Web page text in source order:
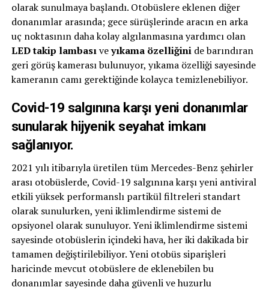
olarak sunulmaya başlandı. Otobüslere eklenen diğer
donanımlar arasında; gece sürüşlerinde aracın en arka
uç noktasının daha kolay algılanmasına yardımcı olan
LED takip lambasıveyıkama özelliğinide barındıran
geri görüş kamerası bulunuyor, yıkama özelliği sayesinde
kameranın camı gerektiğinde kolayca temizlenebiliyor.
Covid-19 salgınına karşı yeni donanımlar
sunularak hijyenik seyahat imkanı
sağlanıyor.
2021 yılı itibarıyla üretilen tüm Mercedes-Benz şehirler
arası otobüslerde, Covid-19 salgınına karşı yeni antiviral
etkili yüksek performanslı partikül filtreleri standart
olarak sunulurken, yeni iklimlendirme sistemi de
opsiyonel olarak sunuluyor. Yeni iklimlendirme sistemi
sayesinde otobüslerin içindeki hava, her iki dakikada bir
tamamen değiştirilebiliyor. Yeni otobüs siparişleri
haricinde mevcut otobüslere de eklenebilen bu
donanımlar sayesinde daha güvenli ve huzurlu